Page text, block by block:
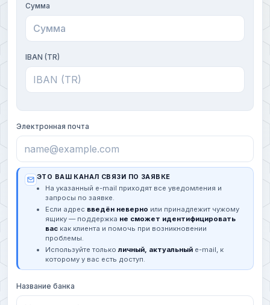
Сумма
IBAN (TR)
Электронная почта
ЭТО ВАШ КАНАЛ СВЯЗИ ПО ЗАЯВКЕ
На указанный e-mail приходят все уведомления и
запросы по заявке.
Если адрес введён неверно или принадлежит чужому
ящику — поддержка не сможет идентифицировать
вас как клиента и помочь при возникновении
проблемы.
Используйте тольколичный, актуальный e-mail, к
которому у вас есть доступ.
Название банка